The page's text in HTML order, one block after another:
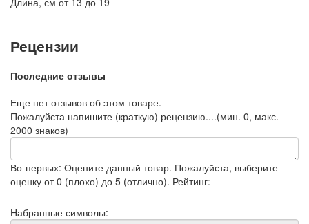
Рецензии
Последние отзывы
Еще нет отзывов об этом товаре.
Пожалуйста напишите (краткую) рецензию....(мин. 0, макс.
2000 знаков)
Во-первых: Оцените данный товар. Пожалуйста, выберите
оценку от 0 (плохо) до 5 (отлично). Рейтинг:
Набранные символы: